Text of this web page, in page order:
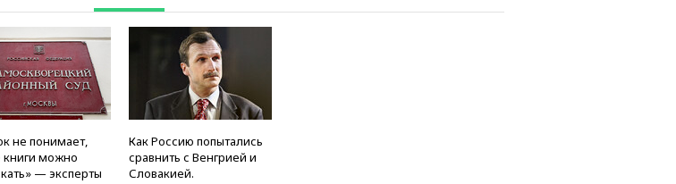
не понимает,
книги можно
— эксперты
Как Россию попытались
сравнить с Венгрией и
Словакией.